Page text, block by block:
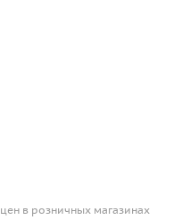
в розничных магазинах